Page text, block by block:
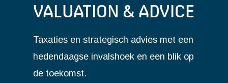
VALUATION & ADVICE
Taxaties en strategisch advies met een
hedendaagse invalshoek en een blik op
de toekomst.